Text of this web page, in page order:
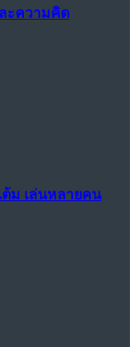
ะความคิด
ต้ม เล่นหลายคน